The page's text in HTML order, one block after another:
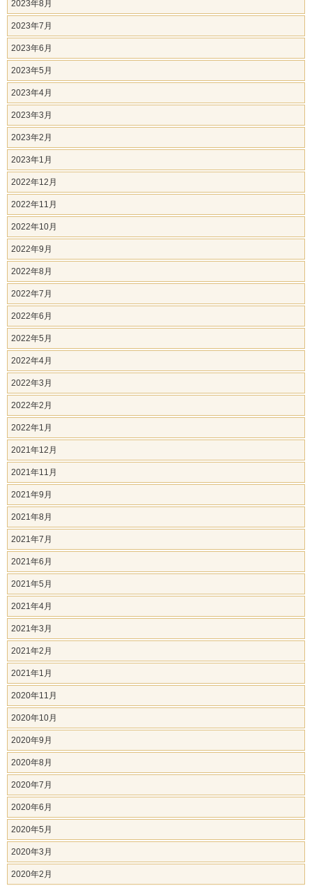
2023年8月
2023年7月
2023年6月
2023年5月
2023年4月
2023年3月
2023年2月
2023年1月
2022年12月
2022年11月
2022年10月
2022年9月
2022年8月
2022年7月
2022年6月
2022年5月
2022年4月
2022年3月
2022年2月
2022年1月
2021年12月
2021年11月
2021年9月
2021年8月
2021年7月
2021年6月
2021年5月
2021年4月
2021年3月
2021年2月
2021年1月
2020年11月
2020年10月
2020年9月
2020年8月
2020年7月
2020年6月
2020年5月
2020年3月
2020年2月